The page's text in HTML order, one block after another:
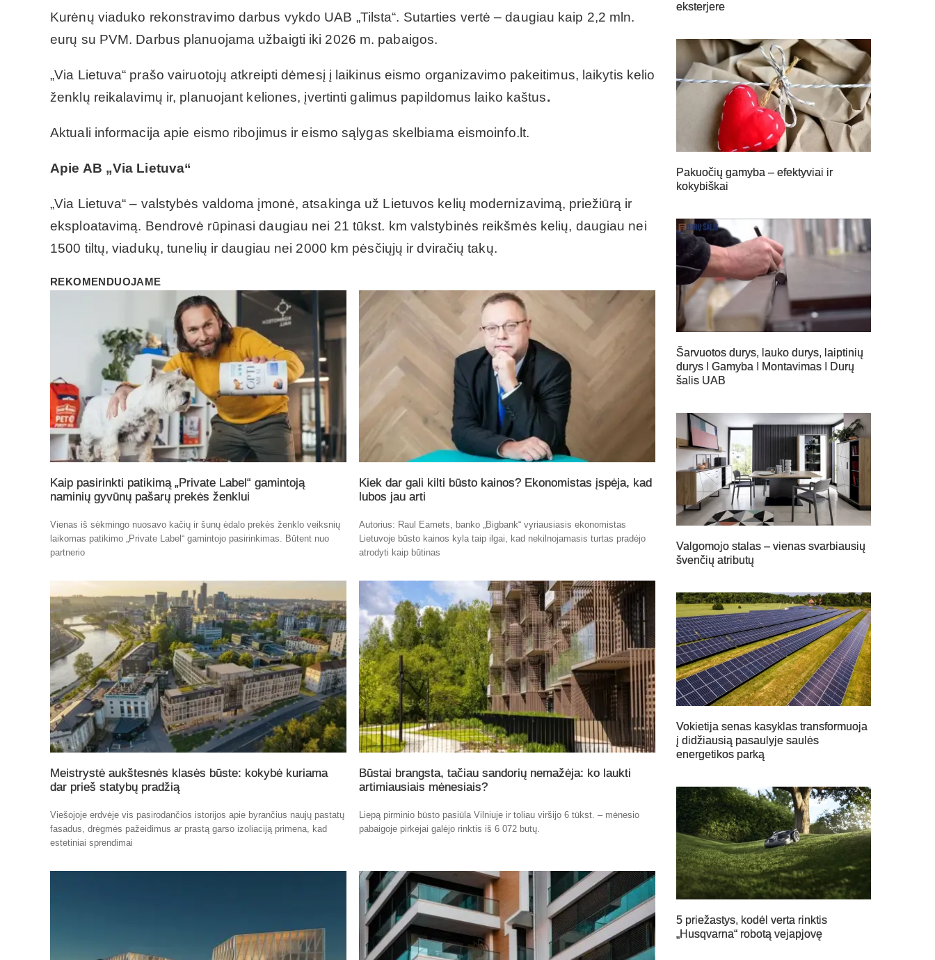
Kurėnų viaduko rekonstravimo darbus vykdo UAB „Tilsta“. Sutarties vertė – daugiau kaip 2,2 mln.
eurų su PVM. Darbus planuojama užbaigti iki 2026 m. pabaigos.
„Via Lietuva“ prašo vairuotojų atkreipti dėmesį į laikinus eismo organizavimo pakeitimus, laikytis kelio
ženklų reikalavimų ir, planuojant keliones, įvertinti galimus papildomus laiko kaštus.
Aktuali informacija apie eismo ribojimus ir eismo sąlygas skelbiama eismoinfo.lt.
Apie AB „Via Lietuva“
„Via Lietuva“ – valstybės valdoma įmonė, atsakinga už Lietuvos kelių modernizavimą, priežiūrą ir
eksploatavimą. Bendrovė rūpinasi daugiau nei 21 tūkst. km valstybinės reikšmės kelių, daugiau nei
1500 tiltų, viadukų, tunelių ir daugiau nei 2000 km pėsčiųjų ir dviračių takų.
REKOMENDUOJAME
Kaip pasirinkti patikimą „Private Label“ gamintoją
naminių gyvūnų pašarų prekės ženklui
Vienas iš sėkmingo nuosavo kačių ir šunų ėdalo prekės ženklo veiksnių
laikomas patikimo „Private Label“ gamintojo pasirinkimas. Būtent nuo
partnerio
Kiek dar gali kilti būsto kainos? Ekonomistas įspėja, kad
lubos jau arti
Autorius: Raul Eamets, banko „Bigbank“ vyriausiasis ekonomistas
Lietuvoje būsto kainos kyla taip ilgai, kad nekilnojamasis turtas pradėjo
atrodyti kaip būtinas
Meistrystė aukštesnės klasės būste: kokybė kuriama
dar prieš statybų pradžią
Viešojoje erdvėje vis pasirodančios istorijos apie byrančius naujų pastatų
fasadus, drėgmės pažeidimus ar prastą garso izoliaciją primena, kad
estetiniai sprendimai
Būstai brangsta, tačiau sandorių nemažėja: ko laukti
artimiausiais mėnesiais?
Liepą pirminio būsto pasiūla Vilniuje ir toliau viršijo 6 tūkst. – mėnesio
pabaigoje pirkėjai galėjo rinktis iš 6 072 butų.
eksterjere
Pakuočių gamyba – efektyviai ir
kokybiškai
Šarvuotos durys, lauko durys, laiptinių
durys I Gamyba I Montavimas I Durų
šalis UAB
Valgomojo stalas – vienas svarbiausių
švenčių atributų
Vokietija senas kasyklas transformuoja
į didžiausią pasaulyje saulės
energetikos parką
5 priežastys, kodėl verta rinktis
„Husqvarna“ robotą vejapjovę